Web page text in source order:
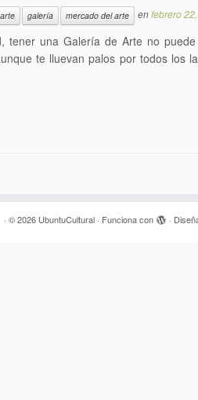
galería mercado del arte enfebrero
una Galería de Arte no puede
te lluevan palos por todos los
· © 2026 UbuntuCultural · Funciona con ·